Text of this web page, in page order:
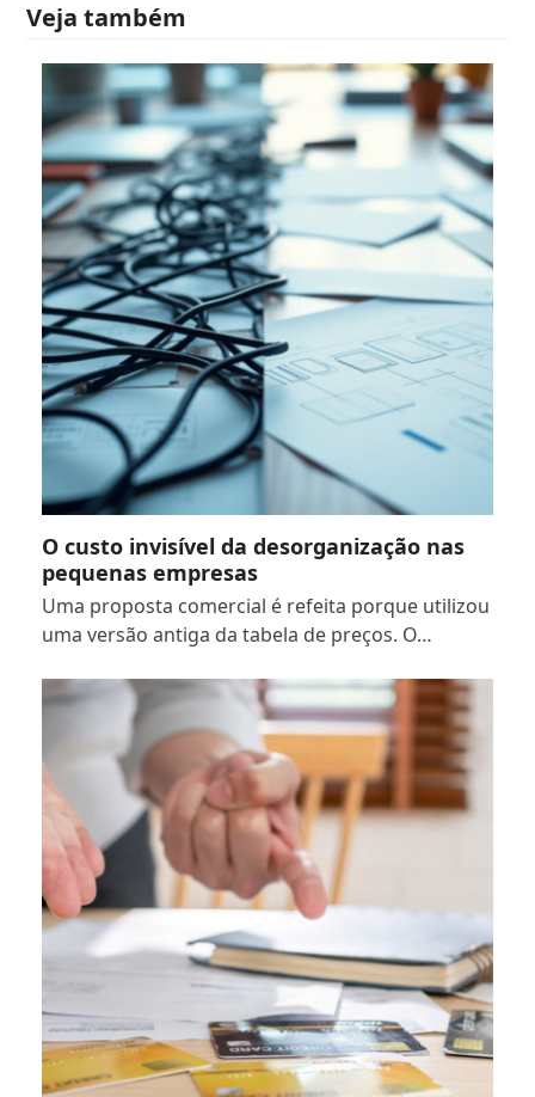
Veja também
O custo invisível da desorganização nas
pequenas empresas
Uma proposta comercial é refeita porque utilizou
uma versão antiga da tabela de preços. O…